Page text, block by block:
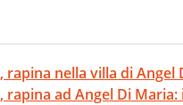
rapina nella villa di Angel
rapina ad Angel Di